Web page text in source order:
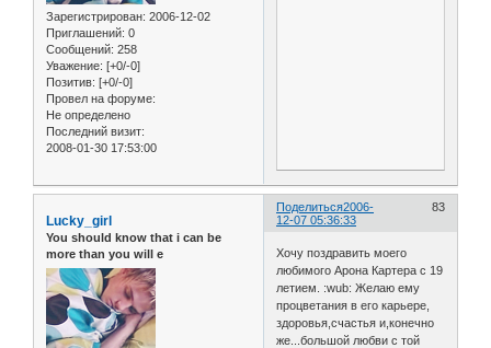
Зарегистрирован: 2006-12-02
Приглашений: 0
Сообщений: 258
Уважение: [+0/-0]
Позитив: [+0/-0]
Провел на форуме:
Не определено
Последний визит:
2008-01-30 17:53:00
Поделиться 83
2006-
12-07 05:36:33
Lucky_girl
You should know that i can be
more than you will e
Хочу поздравить моего
любимого Арона Картера с 19
летием. :wub: Желаю ему
процветания в его карьере,
здоровья,счастья и,конечно
же...большой любви с той